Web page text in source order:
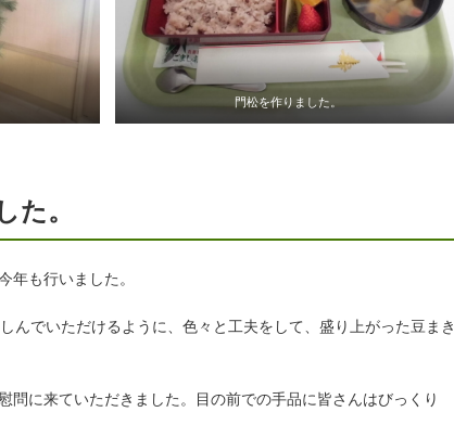
門松を作りました。
た。
年も行いました。
んでいただけるように、色々と工夫をして、盛り上がった豆まき
問に来ていただきました。目の前での手品に皆さんはびっくり